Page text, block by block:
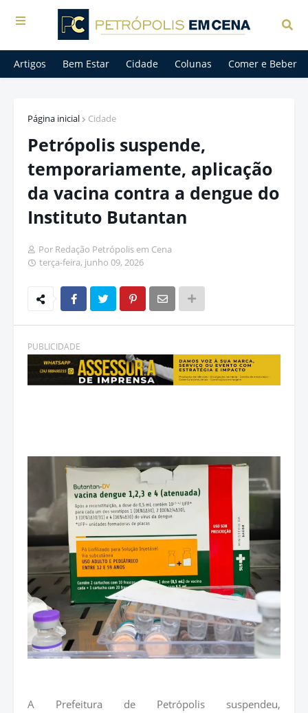
Artigos Bem Estar Cidade Colunas Comer e Beber
Página inicial Cidade
Petrópolis suspende,
temporariamente, aplicação
da vacina contra a dengue do
Instituto Butantan
Por Redação Petrópolis em Cena
terça-feira, junho 09, 2026
PUBLICIDADE
A Prefeitura de Petrópolis suspendeu,